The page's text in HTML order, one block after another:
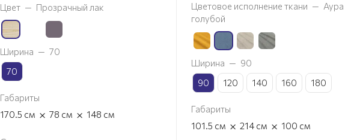
Цвет — Прозрачный лак
Ширина — 70
70
Габариты
170.5 см × 78 см × 148 см
Цветовое исполнение ткани — Аура
голубой
Ширина — 90
90
120 140 160 180
Габариты
101.5 см × 214 см × 100 см